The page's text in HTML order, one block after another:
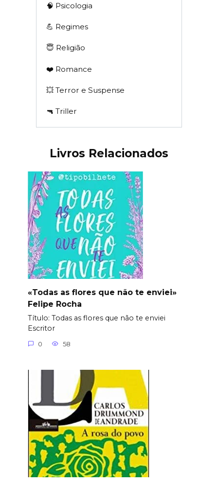
🧠 Psicologia
💪 Regimes
😇 Religião
❤️ Romance
💥 Terror e Suspense
🔫 Triller
Livros Relacionados
«Todas as flores que não te enviei»
Felipe Rocha
Título: Todas as flores que não te enviei
Еscritor
0 58